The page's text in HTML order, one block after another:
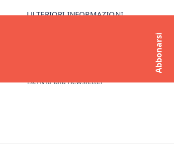
Abbonarsi
ULTERIORI INFORMAZIONI
Iscriviti alla newsletter